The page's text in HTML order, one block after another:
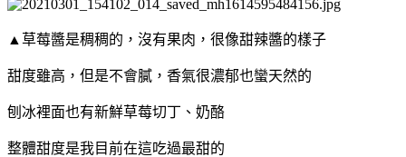
▲ 草莓醬是稠稠的，沒有果肉， 很像甜辣醬的樣子
甜度雖高，但是不會膩， 香氣很濃郁也蠻天然的
刨冰裡面也有新鮮草莓切丁、 奶酪
整體甜度是我目前在這吃過最甜的